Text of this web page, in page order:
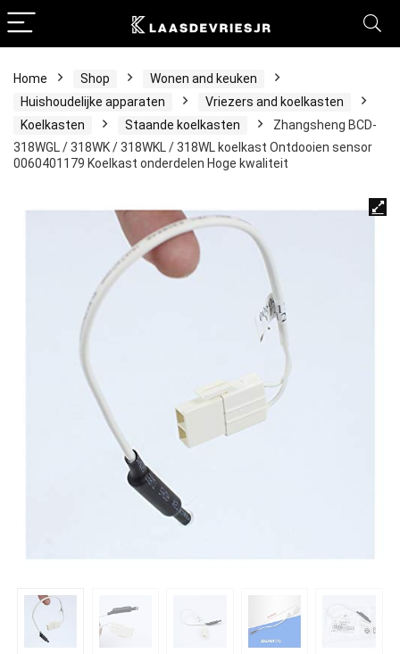
Home Shop
Wonen and keuken
Huishoudelijke apparaten
Vriezers and koelkasten
Koelkasten
Staande koelkasten
Zhangsheng BCD-
318WGL / 318WK / 318WKL / 318WL koelkast Ontdooien sensor
0060401179 Koelkast onderdelen Hoge kwaliteit